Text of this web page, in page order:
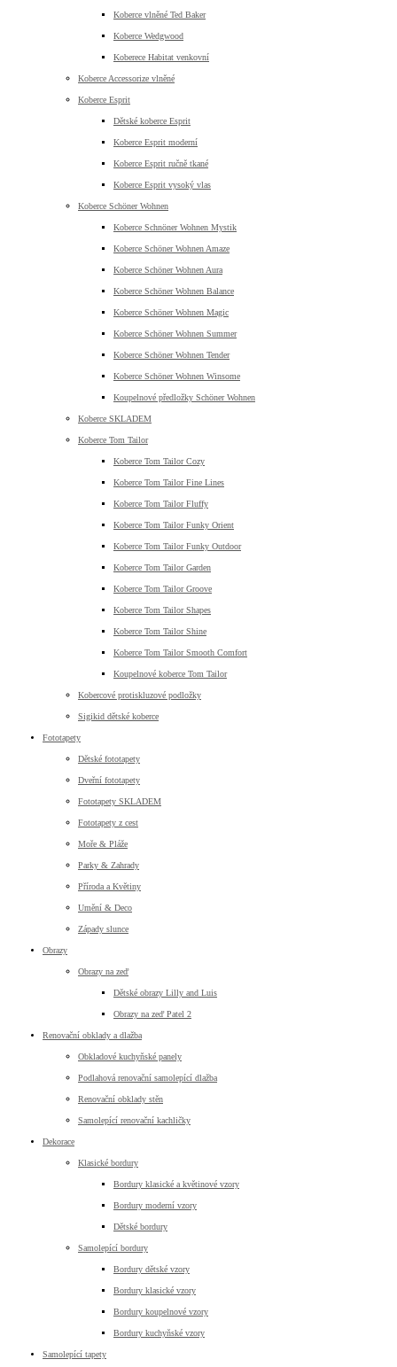
Koberce vlněné Ted Baker
Koberce Wedgwood
Koberece Habitat venkovní
Koberce Accessorize vlněné
Koberce Esprit
Dětské koberce Esprit
Koberce Esprit moderní
Koberce Esprit ručně tkané
Koberce Esprit vysoký vlas
Koberce Schöner Wohnen
Koberce Schnöner Wohnen Mystik
Koberce Schöner Wohnen Amaze
Koberce Schöner Wohnen Aura
Koberce Schöner Wohnen Balance
Koberce Schöner Wohnen Magic
Koberce Schöner Wohnen Summer
Koberce Schöner Wohnen Tender
Koberce Schöner Wohnen Winsome
Koupelnové předložky Schöner Wohnen
Koberce SKLADEM
Koberce Tom Tailor
Koberce Tom Tailor Cozy
Koberce Tom Tailor Fine Lines
Koberce Tom Tailor Fluffy
Koberce Tom Tailor Funky Orient
Koberce Tom Tailor Funky Outdoor
Koberce Tom Tailor Garden
Koberce Tom Tailor Groove
Koberce Tom Tailor Shapes
Koberce Tom Tailor Shine
Koberce Tom Tailor Smooth Comfort
Koupelnové koberce Tom Tailor
Kobercové protiskluzové podložky
Sigikid dětské koberce
Fototapety
Dětské fototapety
Dveřní fototapety
Fototapety SKLADEM
Fototapety z cest
Moře & Pláže
Parky & Zahrady
Příroda a Květiny
Umění & Deco
Západy slunce
Obrazy
Obrazy na zeď
Dětské obrazy Lilly and Luis
Obrazy na zeď Patel 2
Renovační obklady a dlažba
Obkladové kuchyňské panely
Podlahová renovační samolepící dlažba
Renovační obklady stěn
Samolepící renovační kachličky
Dekorace
Klasické bordury
Bordury klasické a květinové vzory
Bordury moderní vzory
Dětské bordury
Samolepící bordury
Bordury dětské vzory
Bordury klasické vzory
Bordury koupelnové vzory
Bordury kuchyňské vzory
Samolepící tapety